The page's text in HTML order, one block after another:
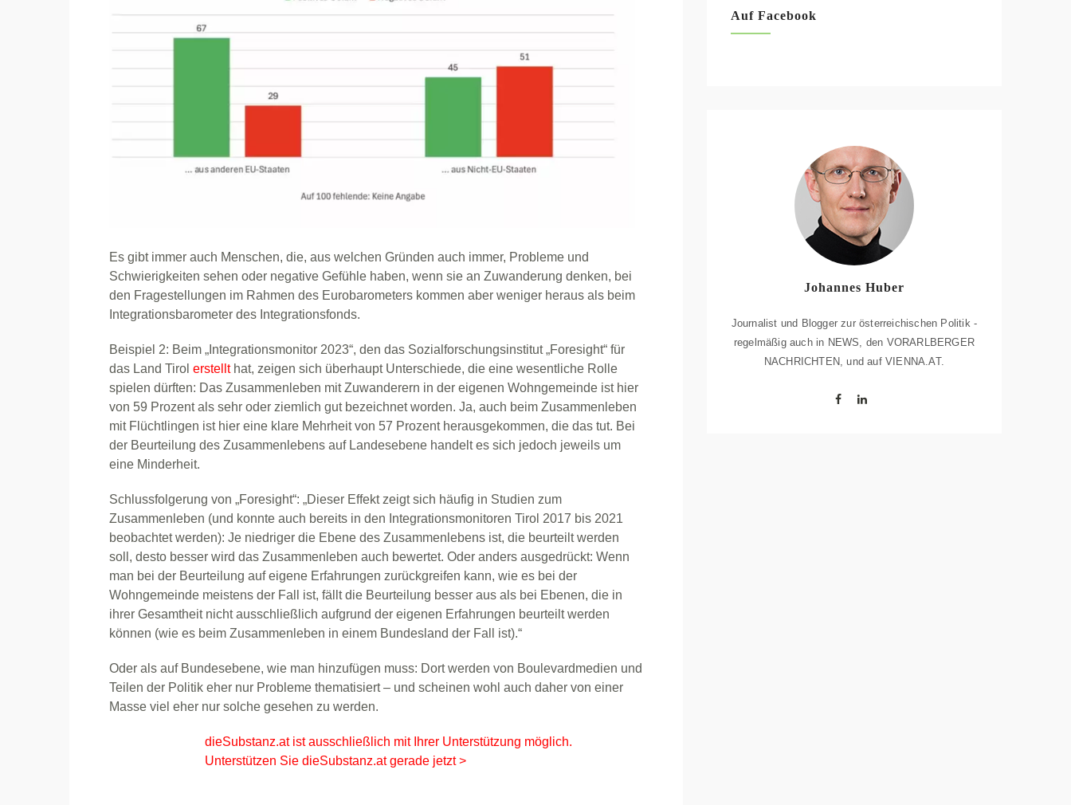
Es gibt immer auch Menschen, die, aus welchen Gründen auch immer, Probleme und
Schwierigkeiten sehen oder negative Gefühle haben, wenn sie an Zuwanderung denken, bei
den Fragestellungen im Rahmen des Eurobarometers kommen aber weniger heraus als beim
Integrationsbarometer des Integrationsfonds.
Beispiel 2: Beim „Integrationsmonitor 2023“, den das Sozialforschungsinstitut „Foresight“ für
das Land Tirol erstellthat, zeigen sich überhaupt Unterschiede, die eine wesentliche Rolle
spielen dürften: Das Zusammenleben mit Zuwanderern in der eigenen Wohngemeinde ist hier
von 59 Prozent als sehr oder ziemlich gut bezeichnet worden. Ja, auch beim Zusammenleben
mit Flüchtlingen ist hier eine klare Mehrheit von 57 Prozent herausgekommen, die das tut. Bei
der Beurteilung des Zusammenlebens auf Landesebene handelt es sich jedoch jeweils um
eine Minderheit.
Schlussfolgerung von „Foresight“: „Dieser Effekt zeigt sich häufig in Studien zum
Zusammenleben (und konnte auch bereits in den Integrationsmonitoren Tirol 2017 bis 2021
beobachtet werden): Je niedriger die Ebene des Zusammenlebens ist, die beurteilt werden
soll, desto besser wird das Zusammenleben auch bewertet. Oder anders ausgedrückt: Wenn
man bei der Beurteilung auf eigene Erfahrungen zurückgreifen kann, wie es bei der
Wohngemeinde meistens der Fall ist, fällt die Beurteilung besser aus als bei Ebenen, die in
ihrer Gesamtheit nicht ausschließlich aufgrund der eigenen Erfahrungen beurteilt werden
können (wie es beim Zusammenleben in einem Bundesland der Fall ist).“
Oder als auf Bundesebene, wie man hinzufügen muss: Dort werden von Boulevardmedien und
Teilen der Politik eher nur Probleme thematisiert – und scheinen wohl auch daher von einer
Masse viel eher nur solche gesehen zu werden.
dieSubstanz.at ist ausschließlich mit Ihrer Unterstützung möglich.
Unterstützen Sie dieSubstanz.at gerade jetzt >
Auf Facebook
Johannes Huber
Journalist und Blogger zur österreichischen Politik -
regelmäßig auch in NEWS, den VORARLBERGER
NACHRICHTEN, und auf VIENNA.AT.